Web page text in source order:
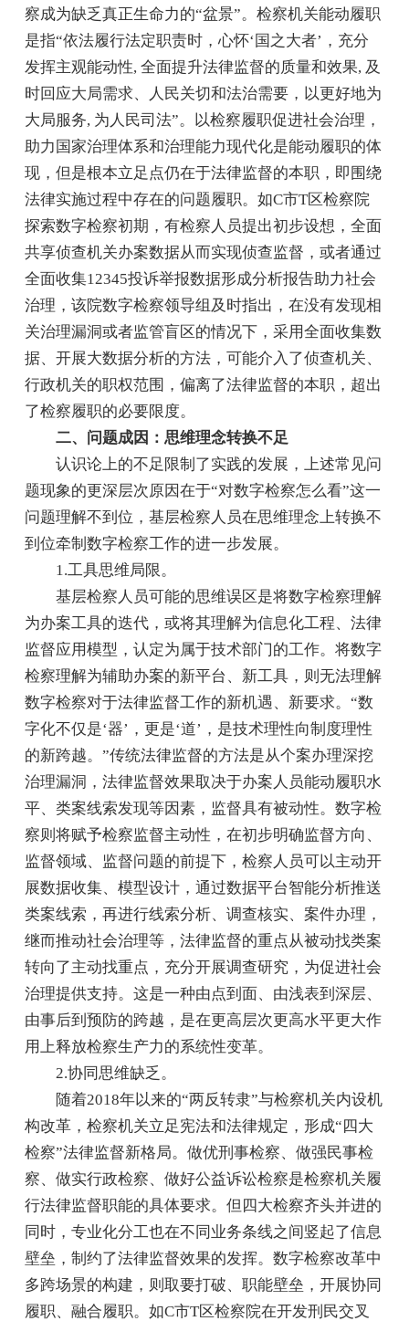
察成为缺乏真正生命力的“盆景”。检察机关能动履职
是指“依法履行法定职责时，心怀‘国之大者’，充分
发挥主观能动性, 全面提升法律监督的质量和效果, 及
时回应大局需求、人民关切和法治需要，以更好地为
大局服务, 为人民司法”。以检察履职促进社会治理，
助力国家治理体系和治理能力现代化是能动履职的体
现，但是根本立足点仍在于法律监督的本职，即围绕
法律实施过程中存在的问题履职。如C市T区检察院
探索数字检察初期，有检察人员提出初步设想，全面
共享侦查机关办案数据从而实现侦查监督，或者通过
全面收集12345投诉举报数据形成分析报告助力社会
治理，该院数字检察领导组及时指出，在没有发现相
关治理漏洞或者监管盲区的情况下，采用全面收集数
据、开展大数据分析的方法，可能介入了侦查机关、
行政机关的职权范围，偏离了法律监督的本职，超出
了检察履职的必要限度。
二、问题成因：思维理念转换不足
认识论上的不足限制了实践的发展，上述常见问
题现象的更深层次原因在于“对数字检察怎么看”这一
问题理解不到位，基层检察人员在思维理念上转换不
到位牵制数字检察工作的进一步发展。
1.工具思维局限。
基层检察人员可能的思维误区是将数字检察理解
为办案工具的迭代，或将其理解为信息化工程、法律
监督应用模型，认定为属于技术部门的工作。将数字
检察理解为辅助办案的新平台、新工具，则无法理解
数字检察对于法律监督工作的新机遇、新要求。“数
字化不仅是‘器’，更是‘道’，是技术理性向制度理性
的新跨越。”传统法律监督的方法是从个案办理深挖
治理漏洞，法律监督效果取决于办案人员能动履职水
平、类案线索发现等因素，监督具有被动性。数字检
察则将赋予检察监督主动性，在初步明确监督方向、
监督领域、监督问题的前提下，检察人员可以主动开
展数据收集、模型设计，通过数据平台智能分析推送
类案线索，再进行线索分析、调查核实、案件办理，
继而推动社会治理等，法律监督的重点从被动找类案
转向了主动找重点，充分开展调查研究，为促进社会
治理提供支持。这是一种由点到面、由浅表到深层、
由事后到预防的跨越，是在更高层次更高水平更大作
用上释放检察生产力的系统性变革。
2.协同思维缺乏。
随着2018年以来的“两反转隶”与检察机关内设机
构改革，检察机关立足宪法和法律规定，形成“四大
检察”法律监督新格局。做优刑事检察、做强民事检
察、做实行政检察、做好公益诉讼检察是检察机关履
行法律监督职能的具体要求。但四大检察齐头并进的
同时，专业化分工也在不同业务条线之间竖起了信息
壁垒，制约了法律监督效果的发挥。数字检察改革中
多跨场景的构建，则取要打破、职能壁垒，开展协同
履职、融合履职。如C市T区检察院在开发刑民交叉